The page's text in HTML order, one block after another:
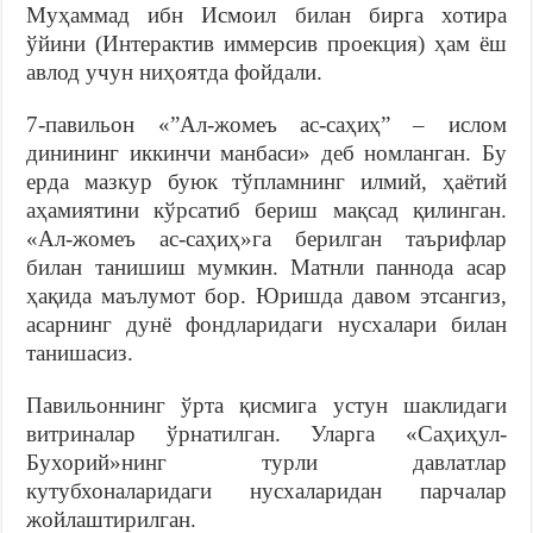
Муҳаммад ибн Исмоил билан бирга хотира
ўйини (Интерактив иммерсив проекция) ҳам ёш
авлод учун ниҳоятда фойдали.
7-павильон «”Ал-жомеъ ас-саҳиҳ” – ислом
динининг иккинчи манбаси» деб номланган. Бу
ерда мазкур буюк тўпламнинг илмий, ҳаётий
аҳамиятини кўрсатиб бериш мақсад қилинган.
«Ал-жомеъ ас-саҳиҳ»га берилган таърифлар
билан танишиш мумкин. Матнли паннода асар
ҳақида маълумот бор. Юришда давом этсангиз,
асарнинг дунё фондларидаги нусхалари билан
танишасиз.
Павильоннинг ўрта қисмига устун шаклидаги
витриналар ўрнатилган. Уларга «Саҳиҳул-
Бухорий»нинг турли давлатлар
кутубхоналаридаги нусхаларидан парчалар
жойлаштирилган.